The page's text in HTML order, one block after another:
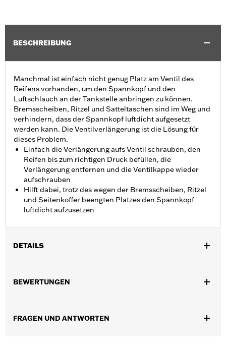
BESCHREIBUNG
Manchmal ist einfach nicht genug Platz am Ventil des
Reifens vorhanden, um den Spannkopf und den
Luftschlauch an der Tankstelle anbringen zu können.
Bremsscheiben, Ritzel und Satteltaschen sind im Weg und
verhindern, dass der Spannkopf luftdicht aufgesetzt
werden kann. Die Ventilverlängerung ist die Lösung für
dieses Problem.
Einfach die Verlängerung aufs Ventil schrauben, den
Reifen bis zum richtigen Druck befüllen, die
Verlängerung entfernen und die Ventilkappe wieder
aufschrauben
Hilft dabei, trotz des wegen der Bremsscheiben, Ritzel
und Seitenkoffer beengten Platzes den Spannkopf
luftdicht aufzusetzen
DETAILS
BEWERTUNGEN
FRAGEN UND ANTWORTEN